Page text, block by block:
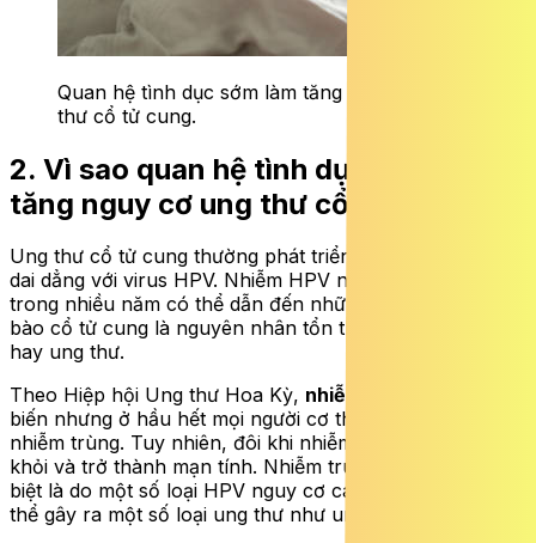
Quan hệ tình dục sớm làm tăng nguy cơ ung
thư cổ tử cung.
2. Vì sao quan hệ tình dục sớm làm
tăng nguy cơ ung thư cổ tử cung?
Ung thư cổ tử cung thường phát triển do nhiễm trùng
dai dẳng với virus HPV. Nhiễm HPV nguy cơ cao kéo dài
trong nhiều năm có thể dẫn đến những thay đổi trong tế
bào cổ tử cung là nguyên nhân tổn thương tiền ung thư
hay ung thư.
Theo Hiệp hội Ung thư Hoa Kỳ, nhiễm HPV
biến nhưng ở hầu hết mọi người cơ thể có thể tự loại bỏ
nhiễm trùng. Tuy nhiên, đôi khi nhiễm trùng không tự
khỏi và trở thành mạn tính. Nhiễm trùng mạn tính, đặc
biệt là do một số loại HPV nguy cơ cao, cuối cùng có
thể gây ra một số loại ung thư như ung thư cổ tử cung.